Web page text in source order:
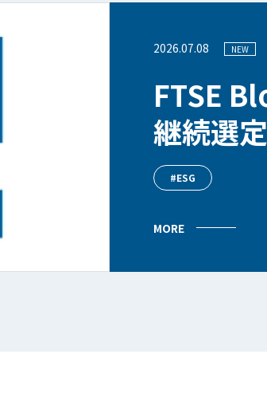
2026.07.08 NEW
FTSE
継続選定
#ESG
MORE